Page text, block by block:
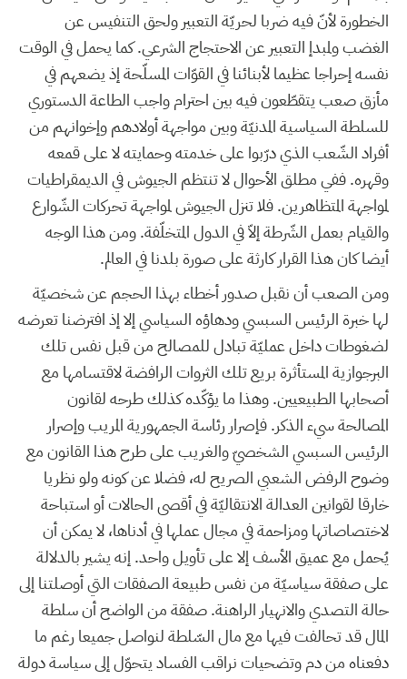
الخطورة لأنّ فيه ضربا لحريّة التعبير ولحق التنفيس عن
الغضب ولمبدإ التعبير عن الاحتجاج الشرعي. كما يحمل في الوقت
نفسه إحراجا عظيما لأبنائنا في القوّات المسلّحة إذ يضعهم في
مأزق صعب يتقطّعون فيه بين احترام واجب الطاعة الدستوري
للسلطة السياسية المدنيّة وبين مواجهة أولادهم وإخوانهم من
أفراد الشّعب الذي درّبوا على خدمته وحمايته لا على قمعه
وقهره. ففي مطلق الأحوال لا تنتظم الجيوش في الديمقراطيات
لمواجهة المتظاهرين. فلا تنزل الجيوش لمواجهة تحركات الشّوارع
والقيام بعمل الشّرطة إلاّ في الدول المتخلّفة. ومن هذا الوجه
أيضا كان هذا القرار كارثة على صورة بلدنا في العالم.
ومن الصعب أن نقبل صدور أخطاء بهذا الحجم عن شخصيّة
لها خبرة الرئيس السبسي ودهاؤه السياسي إلا إذ افترضنا تعرضه
لضغوطات داخل عمليّة تبادل للمصالح من قبل نفس تلك
البرجوازية المستأثرة بريع تلك الثروات الرافضة لاقتسامها مع
أصحابها الطبيعيين. وهذا ما يؤكّده كذلك طرحه لقانون
المصالحة سيء الذكر. فإصرار رئاسة الجمهورية المريب وإصرار
الرئيس السبسي الشخصيّ والغريب على طرح هذا القانون مع
وضوح الرفض الشعبي الصريح له، فضلا عن كونه ولو نظريا
خارقا لقوانين العدالة الانتقاليّة في أقصى الحالات أو استباحة
لاختصاصاتها ومزاحمة في مجال عملها في أدناها، لا يمكن أن
يُحمل مع عميق الأسف إلا على تأويل واحد. إنه يشير بالدلالة
على صفقة سياسيّة من نفس طبيعة الصفقات التي أوصلتنا إلى
حالة التصدي والانهيار الراهنة. صفقة من الواضح أن سلطة
المال قد تحالفت فيها مع مال السّلطة لنواصل جميعا رغم ما
دفعناه من دم وتضحيات نراقب الفساد يتحوّل إلى سياسة دولة